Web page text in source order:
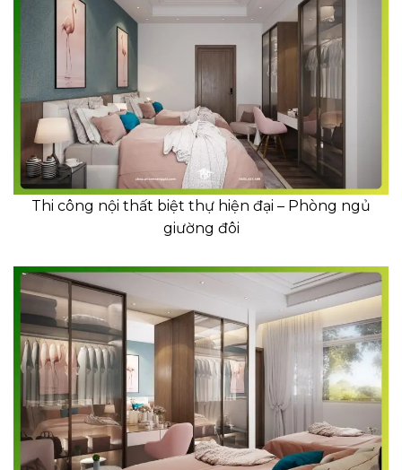
Thi công nội thất biệt thự hiện đại – Phòng ngủ
giường đôi